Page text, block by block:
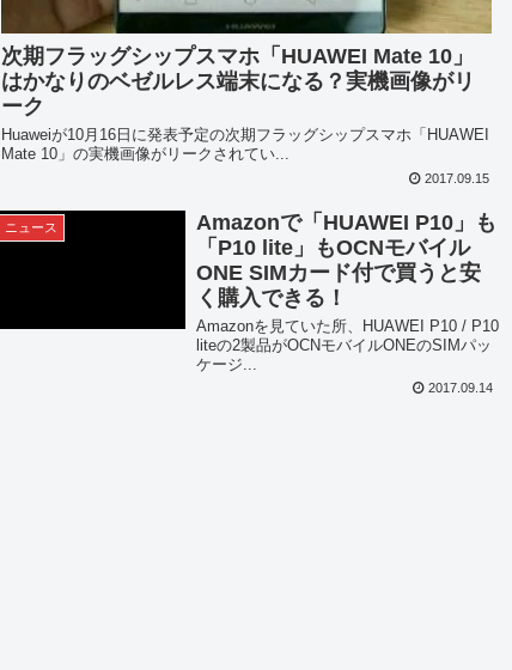
次期フラッグシップスマホ「HUAWEI Mate 10」
はかなりのベゼルレス端末になる？実機画像がリ
ーク
Huaweiが10月16日に発表予定の次期フラッグシップスマホ「HUAWEI
Mate 10」の実機画像がリークされてい...
2017.09.15
ニュース
Amazonで「HUAWEI P10」も
「P10 lite」もOCNモバイル
ONE SIMカード付で買うと安
く購入できる！
Amazonを見ていた所、HUAWEI P10 / P10
liteの2製品がOCNモバイルONEのSIMパッ
ケージ...
2017.09.14